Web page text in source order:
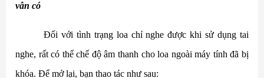
vẫn có
Đối với tình trạng loa chỉ nghe được khi sử dụng tai
nghe, rất có thể chế độ âm thanh cho loa ngoài máy tính đã bị
khóa. Để mở lại, bạn thao tác như sau: